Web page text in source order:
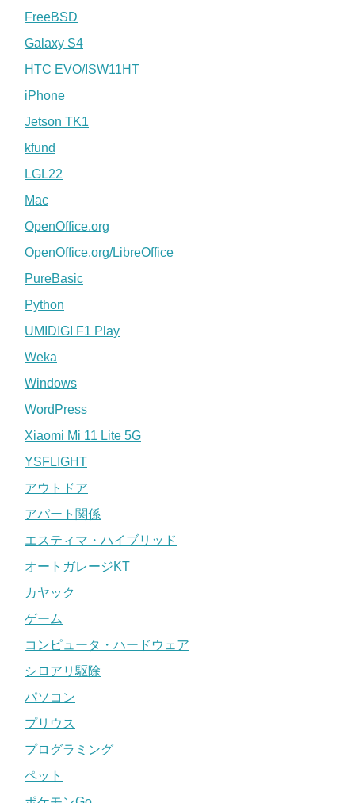
FreeBSD
Galaxy S4
HTC EVO/ISW11HT
iPhone
Jetson TK1
kfund
LGL22
Mac
OpenOffice.org
OpenOffice.org/LibreOffice
PureBasic
Python
UMIDIGI F1 Play
Weka
Windows
WordPress
Xiaomi Mi 11 Lite 5G
YSFLIGHT
アウトドア
アパート関係
エスティマ・ハイブリッド
オートガレージKT
カヤック
ゲーム
コンピュータ・ハードウェア
シロアリ駆除
パソコン
プリウス
プログラミング
ペット